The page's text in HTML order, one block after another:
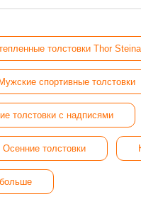
толстовки Thor
Мужские спортивные толстовки
толстовки с надписями
Осенние толстовки